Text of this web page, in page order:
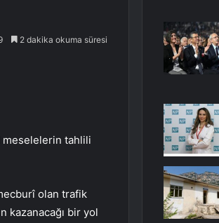
2 dakika okuma süresi
meselelerin tahlili
olan trafik
kazanacağı bir yol